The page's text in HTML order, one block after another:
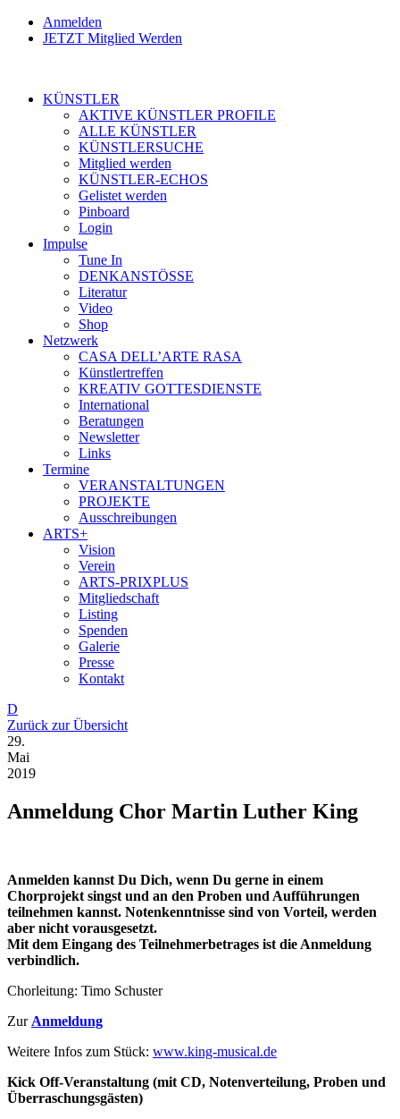
Anmelden
JETZT Mitglied Werden
KÜNSTLER
AKTIVE KÜNSTLER PROFILE
ALLE KÜNSTLER
KÜNSTLERSUCHE
Mitglied werden
KÜNSTLER-ECHOS
Gelistet werden
Pinboard
Login
Impulse
Tune In
DENKANSTÖSSE
Literatur
Video
Shop
Netzwerk
CASA DELL’ARTE RASA
Künstlertreffen
KREATIV GOTTESDIENSTE
International
Beratungen
Newsletter
Links
Termine
VERANSTALTUNGEN
PROJEKTE
Ausschreibungen
ARTS+
Vision
Verein
ARTS-PRIXPLUS
Mitgliedschaft
Listing
Spenden
Galerie
Presse
Kontakt
D
Zurück zur Übersicht
29.
Mai
2019
Anmeldung Chor Martin Luther King
Anmelden kannst Du Dich, wenn Du gerne in einem
Chorprojekt singst und an den Proben und Aufführungen
teilnehmen kannst. Notenkenntnisse sind von Vorteil, werden
aber nicht vorausgesetzt.
Mit dem Eingang des Teilnehmerbetrages ist die Anmeldung
verbindlich.
Chorleitung: Timo Schuster
Zur Anmeldung
Weitere Infos zum Stück: www.king-musical.de
Kick Off-Veranstaltung (mit CD, Notenverteilung, Proben und
Überraschungsgästen)